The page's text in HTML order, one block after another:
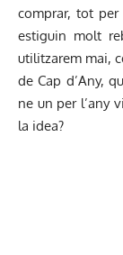
comprar, tot
estiguin molt
utilitzarem mai,
de Cap d’Any,
ne un per l’any
la idea?